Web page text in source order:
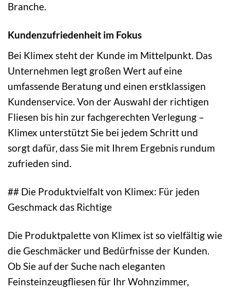
Branche.
Kundenzufriedenheit im Fokus
Bei Klimex steht der Kunde im Mittelpunkt. Das
Unternehmen legt großen Wert auf eine
umfassende Beratung und einen erstklassigen
Kundenservice. Von der Auswahl der richtigen
Fliesen bis hin zur fachgerechten Verlegung –
Klimex unterstützt Sie bei jedem Schritt und
sorgt dafür, dass Sie mit Ihrem Ergebnis rundum
zufrieden sind.
## Die Produktvielfalt von Klimex: Für jeden
Geschmack das Richtige
Die Produktpalette von Klimex ist so vielfältig wie
die Geschmäcker und Bedürfnisse der Kunden.
Ob Sie auf der Suche nach eleganten
Feinsteinzeugfliesen für Ihr Wohnzimmer,